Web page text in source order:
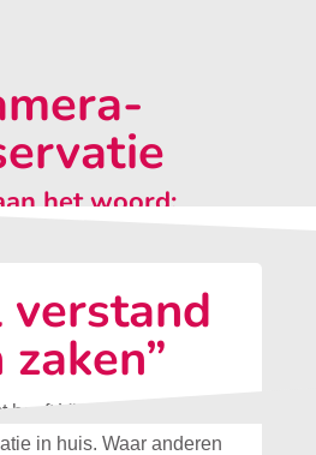
het woord:
verstand
zaken”
heeft Vleugels Beveiliging
in huis. Waar anderen